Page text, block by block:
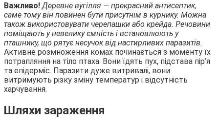
Важливо! Деревне вугілля — прекрасний антисептик,
саме тому він повинен бути присутнім в курнику. Можна
також використовувати черепашки або крейда. Речовини
поміщають у невелику ємність і встановлюють у
пташнику, що рятує несучок від настирливих паразитів.
Активне розмноження комах починається з моменту їх
потрапляння на тіло птаха. Вони їдять пух, підстава пір’я
та епідерміс. Паразити дуже витривалі, вони
витримують різку зміну температур і відсутність
харчування.
Шляхи зараження